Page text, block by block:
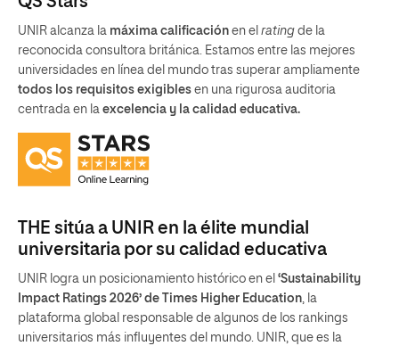
UNIR alcanza la máxima calificación en el rating de la
reconocida consultora británica. Estamos entre las mejores
universidades en línea del mundo tras superar ampliamente
todos los requisitos exigibles en una rigurosa auditoria
centrada en la excelencia y la calidad educativa.
THE sitúa a UNIR en la élite mundial
universitaria por su calidad educativa
UNIR logra un posicionamiento histórico en el ‘Sustainability
Impact Ratings 2026’ de Times Higher Education , la
plataforma global responsable de algunos de los rankings
universitarios más influyentes del mundo. UNIR, que es la